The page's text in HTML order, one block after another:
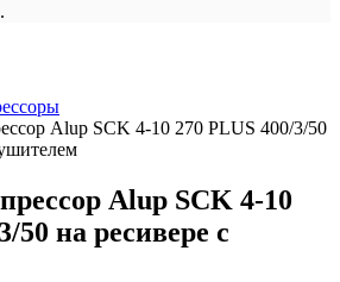
Alup SCK 4-10 270 PLUS 400/3/50
Alup SCK 4-10
50 на ресивере с